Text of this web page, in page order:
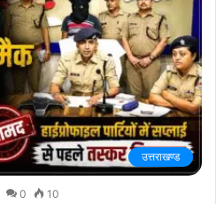
उत्तराखण्ड
0 10